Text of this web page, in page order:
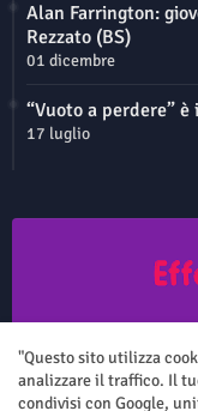
Alan Farrington:
Rezzato (BS)
01 dicembre
“Vuoto a perdere”
17 luglio
aggiornato senza
un prodotto
"Questo sito utilizza
analizzare il traffico. Il
condivisi con Google,